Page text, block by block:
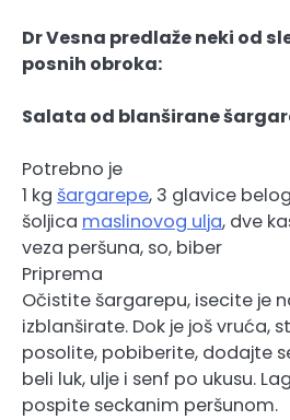
Dr Vesna predlaže neki od
posnih obroka:
Salata od blanširane
Potrebno je
1 kg šargarepe, 3 glavice
šoljica maslinovog ulja, dve
veza peršuna, so, biber
Priprema
Očistite šargarepu, isecite je
izblanširate. Dok je još vruća,
posolite, pobiberite, dodajte
beli luk, ulje i senf po ukusu.
pospite seckanim peršunom.